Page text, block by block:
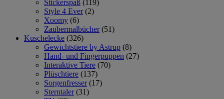
Stickerspaß (119)
Style 4 Ever (2)
Xoomy (6)
Zaubermalbücher (51)
Kuschelecke (326)
Gewichtstiere by Astrup (8)
Hand- und Fingerpuppen (27)
Interaktive Tiere (70)
Plüschtiere (137)
Sorgenfresser (17)
Sterntaler (31)